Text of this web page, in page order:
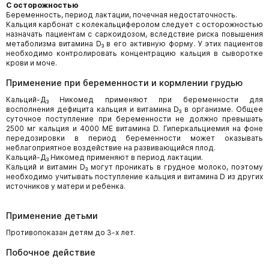
С осторожностью
Беременность, период лактации, почечная недостаточность.
Кальция карбонат с колекальциферолом следует с осторожностью
назначать пациентам с саркоидозом, вследствие риска повышения
метаболизма витамина D₃ в его активную форму. У этих пациентов
необходимо контролировать концентрацию кальция в сыворотке
крови и моче.
Применение при беременности и кормлении грудью
Кальций-Д₃ Никомед применяют при беременности для
восполнения дефицита кальция и витамина D₃ в организме. Общее
суточное поступление при беременности не должно превышать
2500 мг кальция и 4000 МЕ витамина D. Гиперкальциемия на фоне
передозировки в период беременности может оказывать
неблагоприятное воздействие на развивающийся плод.
Кальций-Д₃ Никомед применяют в период лактации.
Кальций и витамин D₃ могут проникать в грудное молоко, поэтому
необходимо учитывать поступление кальция и витамина D из других
источников у матери и ребенка.
Применение детьми
Противопоказан детям до 3-х лет.
Побочное действие